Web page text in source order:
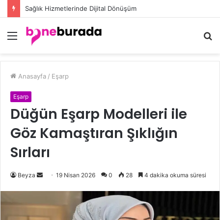
Düğün Eşarp Modelleri ile Göz Kamaştıran Şıklığın Sırları
Menü
Anasayfa / Eşarp
Eşarp
Düğün Eşarp Modelleri ile
Göz Kamaştıran Şıklığın
Sırları
Beyza 19 Nisan 2026 0 28 4 dakika okuma süresi